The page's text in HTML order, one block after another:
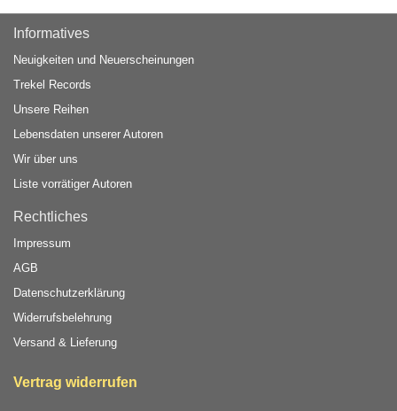
Informatives
Neuigkeiten und Neuerscheinungen
Trekel Records
Unsere Reihen
Lebensdaten unserer Autoren
Wir über uns
Liste vorrätiger Autoren
Rechtliches
Impressum
AGB
Datenschutzerklärung
Widerrufsbelehrung
Versand & Lieferung
Vertrag widerrufen